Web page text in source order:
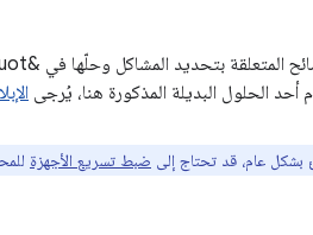
الحلول البديلة المذكورة هنا، يُرجى
بشكل عام، قد تحتاج إلى ضبط تسريع الأجهزة